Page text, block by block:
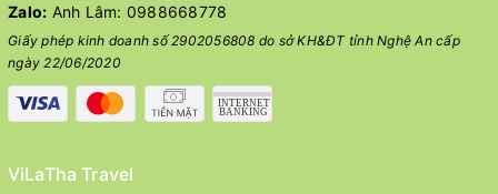
Zalo: Anh Lâm: 0988668778
Giấy phép kinh doanh số 2902056808 do sở KH&ĐT tỉnh Nghệ An cấp
ngày 22/06/2020
ViLaTha Travel